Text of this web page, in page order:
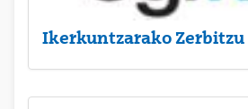
Ikerkuntzarako